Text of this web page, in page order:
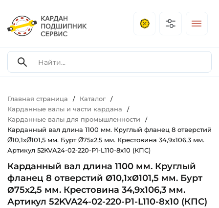
Главная страница / Каталог /
Карданные валы и части кардана /
Карданные валы для промышленности /
Карданный вал длина 1100 мм. Круглый фланец 8 отверстий
Ø10,1хØ101,5 мм. Бурт Ø75х2,5 мм. Крестовина 34,9х106,3 мм.
Артикул 52KVA24-02-220-P1-L110-8x10 (КПС)
Карданный вал длина 1100 мм. Круглый
фланец 8 отверстий Ø10,1хØ101,5 мм. Бурт
Ø75х2,5 мм. Крестовина 34,9х106,3 мм.
Артикул 52KVA24-02-220-P1-L110-8x10 (КПС)